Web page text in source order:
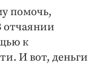
помочь,
отчаянии
к
И вот, деньги